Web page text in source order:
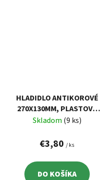
HLADIDLO ANTIKOROVÉ
270X130MM, PLASTOVÁ
RUKOVÄŤ, ZUBY 6X6MM
Skladom (9 ks)
€3,80 / ks
DO KOŠÍKA